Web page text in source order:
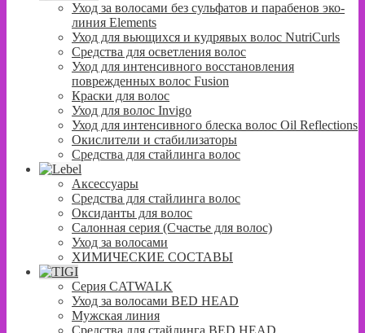
Уход за волосами без сульфатов и парабенов эко-
линия Elements
Уход для вьющихся и кудрявых волос NutriCurls
Средства для осветления волос
Уход для интенсивного восстановления
поврежденных волос Fusion
Краски для волос
Уход для волос Invigo
Уход для интенсивного блеска волос Oil Reflections
Окислители и стабилизаторы
Средства для стайлинга волос
Аксессуары
Средства для стайлинга волос
Оксиданты для волос
Салонная серия (Счастье для волос)
Уход за волосами
ХИМИЧЕСКИЕ СОСТАВЫ
Серия CATWALK
Уход за волосами BED HEAD
Мужская линия